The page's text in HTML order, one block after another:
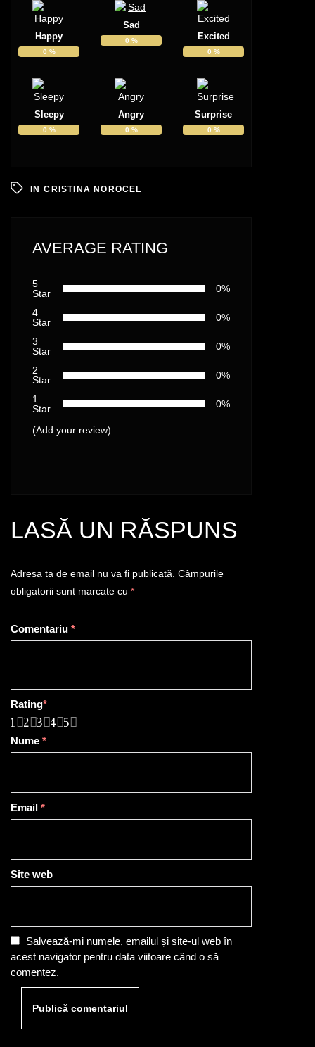
Happy
0 %
Sad
0 % Excited
0 %
Sleepy
0 %
Angry
0 %
Surprise
0 %
IN CRISTINA NOROCEL
AVERAGE RATING
5
Star
0%
4
Star
0%
3
Star
0%
2
Star
0%
1
Star
0%
(Add your review)
LASĂ UN RĂSPUNS
Adresa ta de email nu va fi publicată. Câmpurile
obligatorii sunt marcate cu *
Comentariu *
Rating*
5
4
3
2
1
Nume *
Email *
Site web
Salvează-mi numele, emailul și site-ul web în
acest navigator pentru data viitoare când o să
comentez.